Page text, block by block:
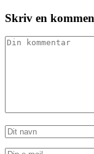
Skriv en